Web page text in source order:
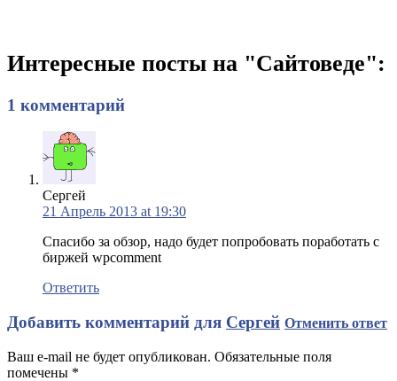
Интересные посты на "Сайтоведе":
1 комментарий
Сергей
21 Апрель 2013 at 19:30
Спасибо за обзор, надо будет попробовать поработать с
биржей wpcomment
Ответить
Добавить комментарий для Сергей Отменить ответ
Ваш e-mail не будет опубликован. Обязательные поля
помечены *